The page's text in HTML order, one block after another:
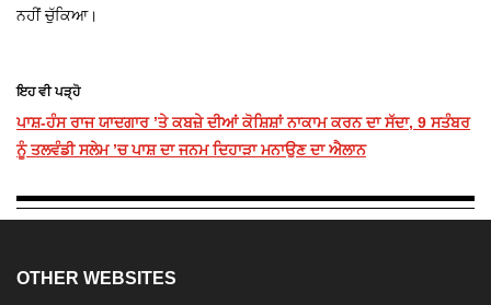
ਨਹੀਂ ਚੁੱਕਿਆ।
ਇਹ ਵੀ ਪੜ੍ਹੋ
ਪਾਸ਼-ਹੰਸ ਰਾਜ ਯਾਦਗਾਰ ’ਤੇ ਕਬਜ਼ੇ ਦੀਆਂ ਕੋਸ਼ਿਸ਼ਾਂ ਨਾਕਾਮ ਕਰਨ ਦਾ ਸੱਦਾ, 9 ਸਤੰਬਰ
ਨੂੰ ਤਲਵੰਡੀ ਸਲੇਮ ’ਚ ਪਾਸ਼ ਦਾ ਜਨਮ ਦਿਹਾੜਾ ਮਨਾਉਣ ਦਾ ਐਲਾਨ
OTHER WEBSITES